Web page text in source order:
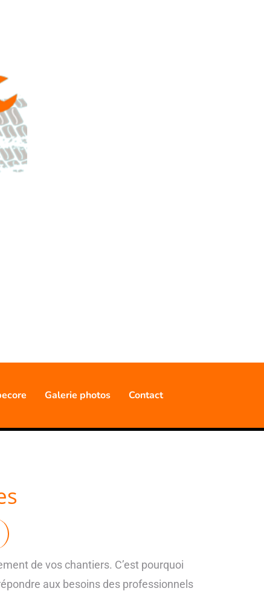
Galerie photos Contact
de vos chantiers. C’est pourquoi
aux besoins des professionnels